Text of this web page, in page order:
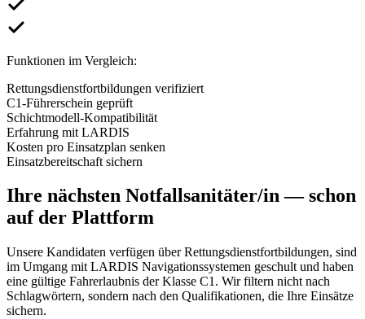
Funktionen im Vergleich:
Rettungsdienstfortbildungen verifiziert
C1-Führerschein geprüft
Schichtmodell-Kompatibilität
Erfahrung mit LARDIS
Kosten pro Einsatzplan senken
Einsatzbereitschaft sichern
Ihre nächsten Notfallsanitäter/in— schon
auf der Plattform
Unsere Kandidaten verfügen über Rettungsdienstfortbildungen, sind
im Umgang mit LARDIS Navigationssystemen geschult und haben
eine gültige Fahrerlaubnis der Klasse C1. Wir filtern nicht nach
Schlagwörtern, sondern nach den Qualifikationen, die Ihre Einsätze
sichern.